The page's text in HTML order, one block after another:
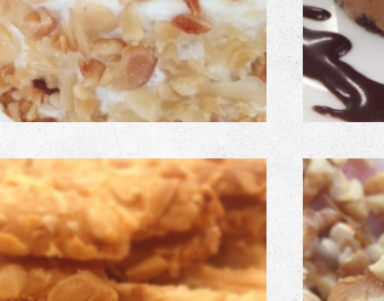
Τούρτα Αμυγδάλου – Η
αγαπημένη!